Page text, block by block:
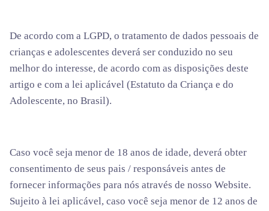
De acordo com a LGPD, o tratamento de dados pessoais de
crianças e adolescentes deverá ser conduzido no seu
melhor do interesse, de acordo com as disposições deste
artigo e com a lei aplicável (Estatuto da Criança e do
Adolescente, no Brasil).
Caso você seja menor de 18 anos de idade, deverá obter
consentimento de seus pais / responsáveis antes de
fornecer informações para nós através de nosso Website.
Sujeito à lei aplicável, caso você seja menor de 12 anos de